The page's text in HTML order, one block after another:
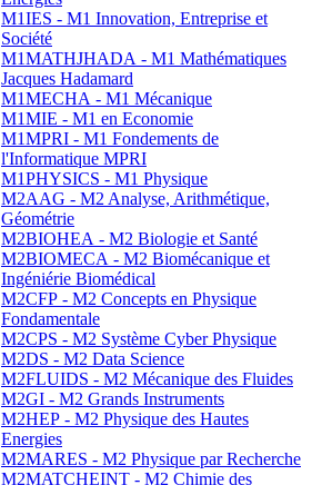
M1IES - M1 Innovation, Entreprise et
Société
M1MATHJHADA - M1 Mathématiques
Jacques Hadamard
M1MECHA - M1 Mécanique
M1MIE - M1 en Economie
M1MPRI - M1 Fondements de
l'Informatique MPRI
M1PHYSICS - M1 Physique
M2AAG - M2 Analyse, Arithmétique,
Géométrie
M2BIOHEA - M2 Biologie et Santé
M2BIOMECA - M2 Biomécanique et
Ingéniérie Biomédical
M2CFP - M2 Concepts en Physique
Fondamentale
M2CPS - M2 Système Cyber Physique
M2DS - M2 Data Science
M2FLUIDS - M2 Mécanique des Fluides
M2GI - M2 Grands Instruments
M2HEP - M2 Physique des Hautes
Energies
M2MARES - M2 Physique par Recherche
M2MATCHEINT - M2 Chimie des